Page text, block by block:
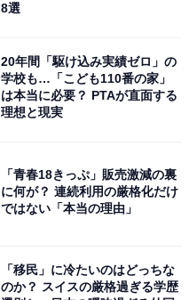
8選
20年間「駆け込み実績ゼロ」の
学校も…「こども110番の家」
は本当に必要？ PTAが直面する
理想と現実
「青春18きっぷ」販売激減の裏
に何が？ 連続利用の厳格化だけ
ではない「本当の理由」
「移民」に冷たいのはどっちな
のか？ スイスの厳格過ぎる学歴